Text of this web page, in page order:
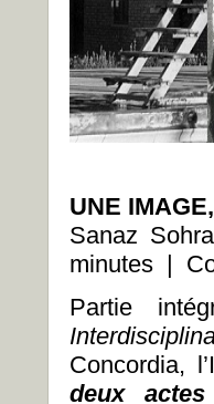
UNE
Sanaz
minutes |
Partie
Concordia,
deux actes